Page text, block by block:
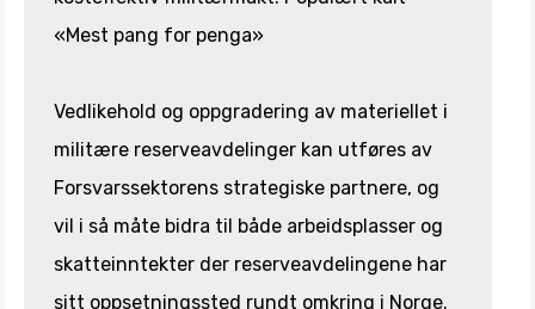
«Mest pang for penga»
Vedlikehold og oppgradering av materiellet i
militære reserveavdelinger kan utføres av
Forsvarssektorens strategiske partnere, og
vil i så måte bidra til både arbeidsplasser og
skatteinntekter der reserveavdelingene har
sitt oppsetningssted rundt omkring i Norge.